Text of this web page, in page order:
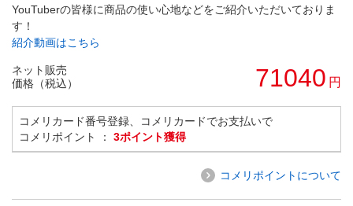
YouTuberの皆様に商品の使い心地などをご紹介いただいておりま
す！
紹介動画はこちら
ネット販売
価格（税込）
71040 円
コメリカード番号登録、コメリカードでお支払いで
コメリポイント ： 3ポイント獲得
コメリポイントについて